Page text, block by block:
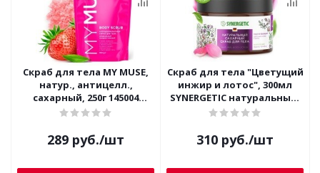
Скраб для тела MY MUSE,
натур., антицелл.,
сахарный, 250г 145004
(розовый)
289 руб./шт
Скраб для тела "Цветущий
инжир и лотос", 300мл
SYNERGETIC натуральный,
сахарный
310 руб./шт